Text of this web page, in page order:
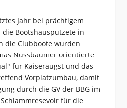
Jahr bei prächtigem
Bootshausputzete in
die Clubboote wurden
Nussbaumer orientierte
für Kaiseraugst und das
Vorplatzumbau, damit
durch die GV der BBG im
für die